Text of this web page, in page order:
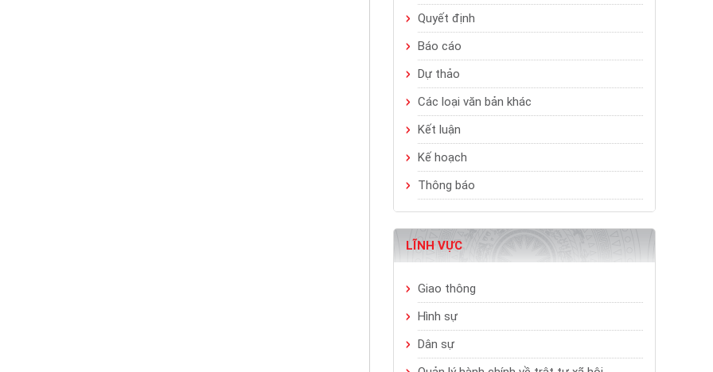
Quyết định
Báo cáo
Dự thảo
Các loại văn bản khác
Kết luận
Kế hoạch
Thông báo
LĨNH VỰC
Giao thông
Hình sự
Dân sự